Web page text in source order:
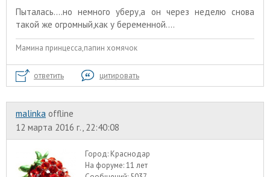
Пыталась....но немного уберу,а он через неделю снова
такой же огромный,как у беременной....
Мамина принцесса,папин хомячок
ответить цитировать
malinka offline
12 марта 2016 г., 22:40:08
Город: Краснодар
На форуме:11 лет